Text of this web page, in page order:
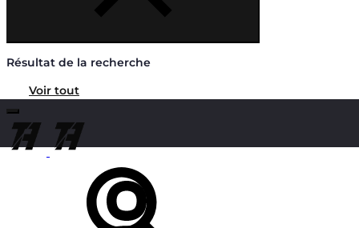
Résultat de la recherche
Voir tout
Chercher